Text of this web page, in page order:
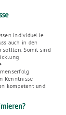
individuelle
auch in den
sollten. Somit sind
Kenntnisse
kompetent und